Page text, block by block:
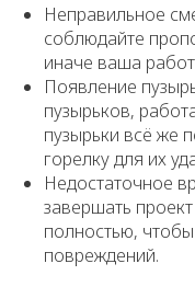
Неправильное
соблюдайте
иначе ваша
Появление
пузырьков,
пузырьки всё же
горелку для их
Недостаточное
завершать
полностью,
повреждений.